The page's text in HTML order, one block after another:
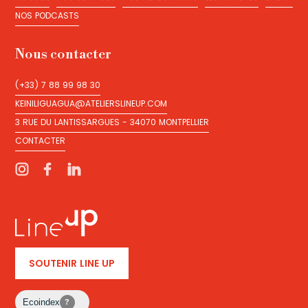
SOUTENIR LINE UP
Ecoindex ?
ACCUEIL NOS SERVICES
NOS PODCASTS
Nous contacter
(+33) 7 88 99 98 30
(+33) 7 88 99 98 30
KEINILIGUAGUA@ATELIERSLINEUP.COM
KEINILIGUAGUA@ATELIERSLINEUP.COM
3 RUE DU LANTISSARGUES - 34070 MONTPELLIER
3 RUE DU LANTISSARGUES - 34070 MONTPELLIER
CONTACTER